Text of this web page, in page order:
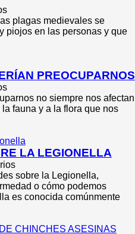
plagas medievales se
piojos en las personas y que
PREOCUPARNOS
no siempre nos afectan
fauna y a la flora que nos
LA LEGIONELLA
sobre la Legionella,
o cómo podemos
es conocida comúnmente